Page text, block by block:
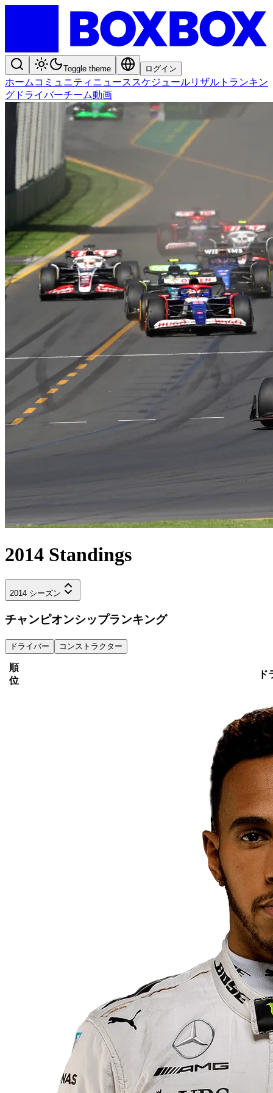
Toggle theme ログイン
ホーム コミュニティ ニュース スケジュールリザルト ランキン
グ ドライバーチーム動画
2014 Standings
2014 シーズン
チャンピオンシップランキング
ドライバー コンストラクター
順
位